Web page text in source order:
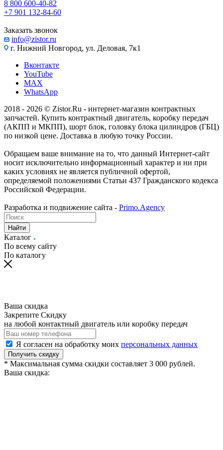
8 800 600-40-82
+7 901 132-84-60
Заказать звонок
info@zistor.ru
г. Нижний Новгород, ул. Деловая, 7к1
Вконтакте
YouTube
MAX
WhatsApp
2018 - 2026 © Zistor.Ru - интернет-магазин контрактных
запчастей. Купить контрактный двигатель, коробку передач
(АКПП и МКПП), шорт блок, головку блока цилиндров (ГБЦ)
по низкой цене. Доставка в любую точку России.
Обращаем ваше внимание на то, что данный Интернет-сайт
носит исключительно информационный характер и ни при
каких условиях не является публичной офертой,
определяемой положениями Статьи 437 Гражданского кодекса
Российской Федерации.
Разработка и подвижение сайта - Primo.Agency
Найти
Каталог
По всему сайту
По каталогу
Ваша скидка
Закрепите Скидку
на любой контактный двигатель или коробку передач
Я согласен на обработку моих персональных данных
Получить скидку
* Максимальная сумма скидки составляет 3 000 рублей.
Ваша скидка: